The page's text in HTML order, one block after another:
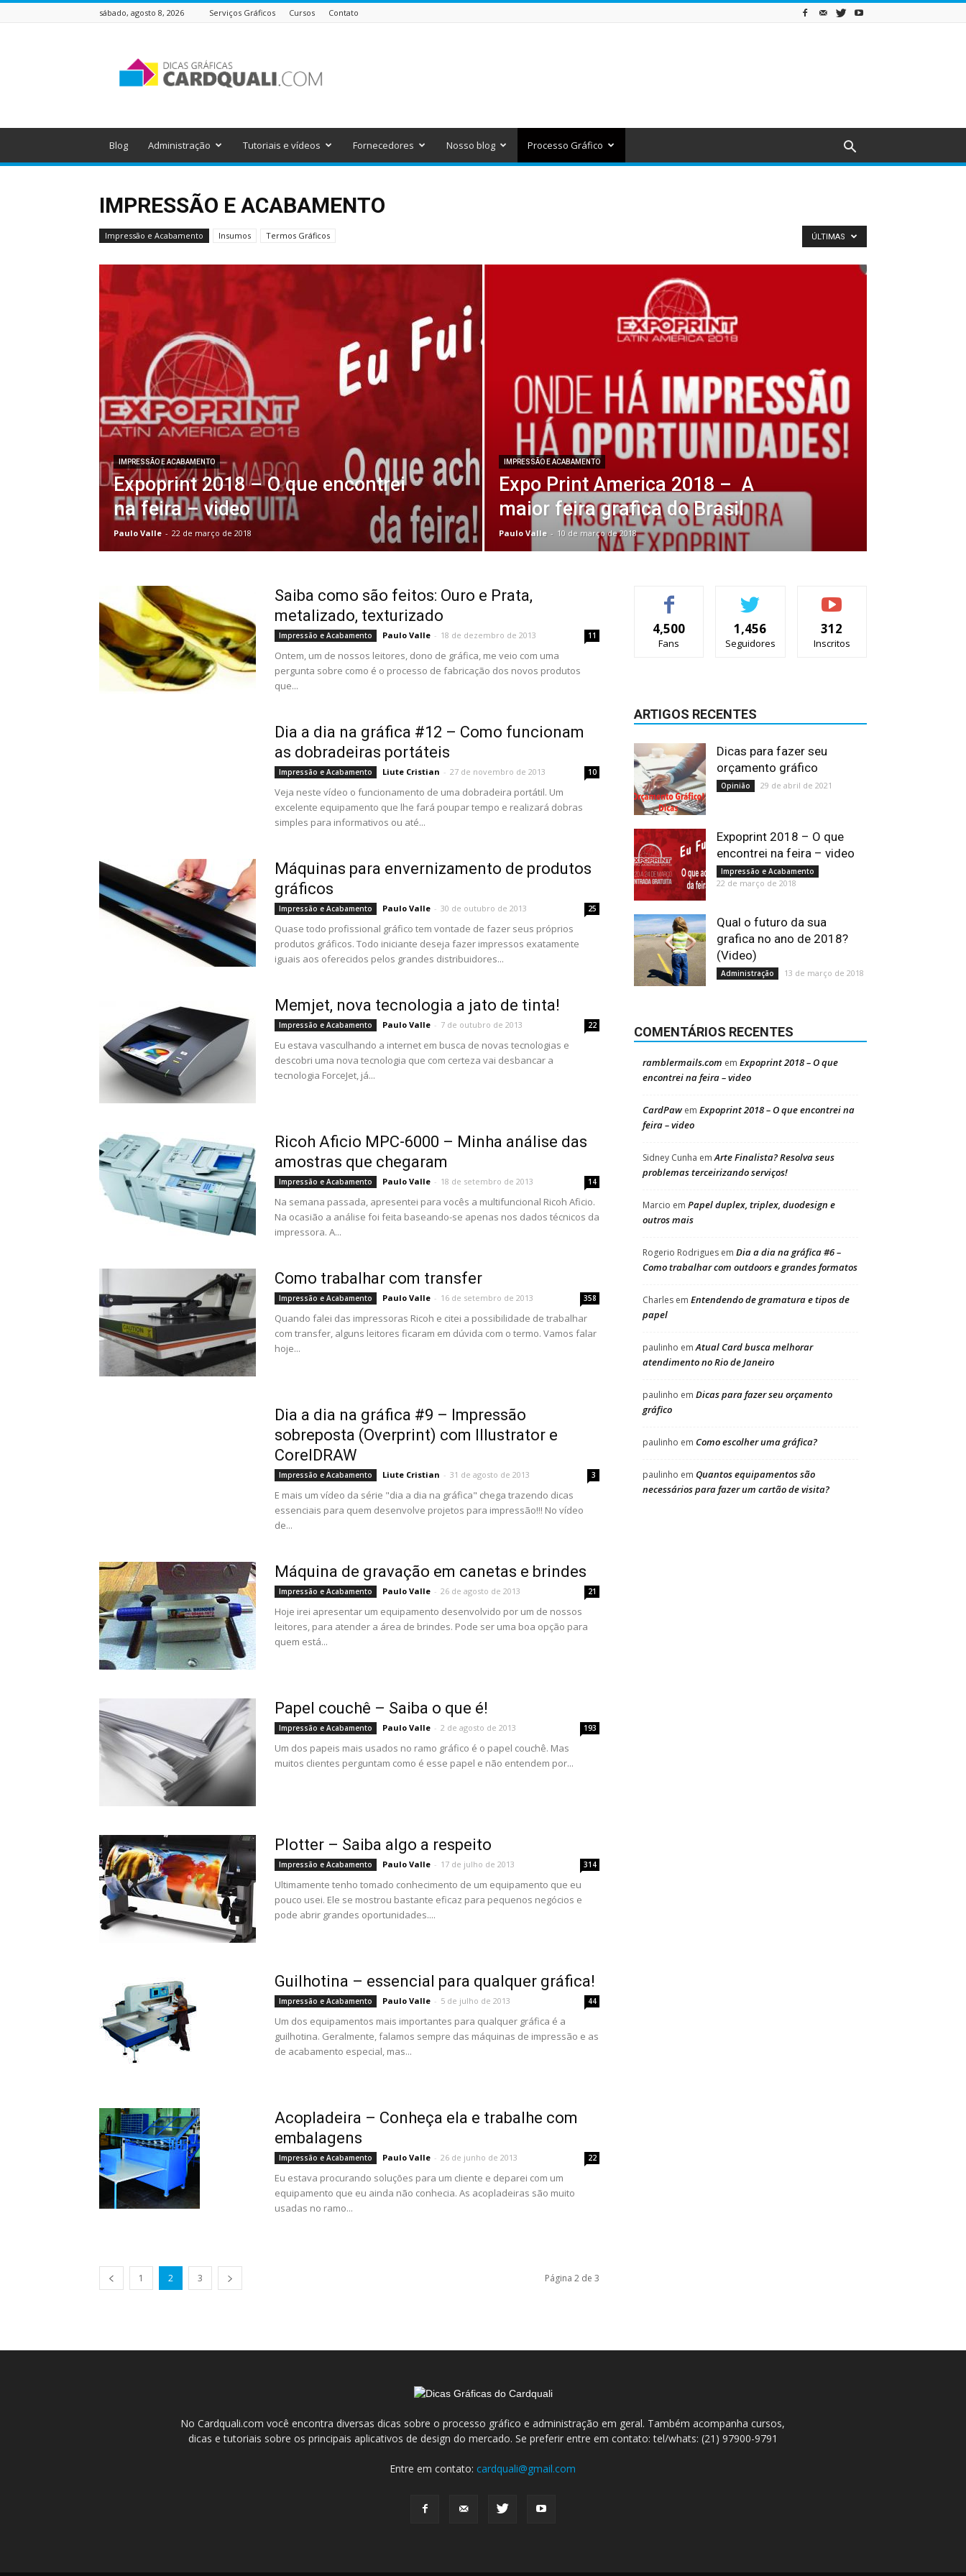
sábado, agosto 8, 2026 Serviços Gráficos Cursos Contato
Gráficas
do
Blog Administração Tutoriais e vídeos Fornecedores Nosso blog Processo Gráfico
IMPRESSÃO E ACABAMENTO
Impressão e Acabamento Insumos Termos Gráficos ÚLTIMAS
IMPRESSÃO E ACABAMENTO
Expoprint 2018 – O que encontrei
na feira – video
Paulo Valle - 22 de março de 2018
IMPRESSÃO E ACABAMENTO
Expo Print America 2018 – A
maior feira grafica do Brasil
Paulo Valle - 10 de março de 2018
Saiba como são feitos: Ouro e Prata,
metalizado, texturizado
Impressão e Acabamento Paulo Valle - 18 de dezembro de 2013 11
Ontem, um de nossos leitores, dono de gráfica, me veio com uma
pergunta sobre como é o processo de fabricação dos novos produtos
que...
Dia a dia na gráfica #12 – Como funcionam
as dobradeiras portáteis
Impressão e Acabamento Liute Cristian - 27 de novembro de 2013 10
Veja neste vídeo o funcionamento de uma dobradeira portátil. Um
excelente equipamento que lhe fará poupar tempo e realizará dobras
simples para informativos ou até...
Máquinas para envernizamento de produtos
gráficos
Impressão e Acabamento Paulo Valle - 30 de outubro de 2013 25
Quase todo profissional gráfico tem vontade de fazer seus próprios
produtos gráficos. Todo iniciante deseja fazer impressos exatamente
iguais aos oferecidos pelos grandes distribuidores...
Memjet, nova tecnologia a jato de tinta!
Impressão e Acabamento Paulo Valle - 7 de outubro de 2013 22
Eu estava vasculhando a internet em busca de novas tecnologias e
descobri uma nova tecnologia que com certeza vai desbancar a
tecnologia ForceJet, já...
Ricoh Aficio MPC-6000 – Minha análise das
amostras que chegaram
Impressão e Acabamento Paulo Valle - 18 de setembro de 2013 14
Na semana passada, apresentei para vocês a multifuncional Ricoh Aficio.
Na ocasião a análise foi feita baseando-se apenas nos dados técnicos da
impressora. A...
Como trabalhar com transfer
Impressão e Acabamento Paulo Valle - 16 de setembro de 2013 358
Quando falei das impressoras Ricoh e citei a possibilidade de trabalhar
com transfer, alguns leitores ficaram em dúvida com o termo. Vamos falar
hoje...
Dia a dia na gráfica #9 – Impressão
sobreposta (Overprint) com Illustrator e
CorelDRAW
Impressão e Acabamento Liute Cristian - 31 de agosto de 2013 3
E mais um vídeo da série "dia a dia na gráfica" chega trazendo dicas
essenciais para quem desenvolve projetos para impressão!!! No vídeo
de...
Máquina de gravação em canetas e brindes
Impressão e Acabamento Paulo Valle - 26 de agosto de 2013 21
Hoje irei apresentar um equipamento desenvolvido por um de nossos
leitores, para atender a área de brindes. Pode ser uma boa opção para
quem está...
Papel couchê – Saiba o que é!
Impressão e Acabamento Paulo Valle - 2 de agosto de 2013 193
Um dos papeis mais usados no ramo gráfico é o papel couchê. Mas
muitos clientes perguntam como é esse papel e não entendem por...
Plotter – Saiba algo a respeito
Impressão e Acabamento Paulo Valle - 17 de julho de 2013 314
Ultimamente tenho tomado conhecimento de um equipamento que eu
pouco usei. Ele se mostrou bastante eficaz para pequenos negócios e
pode abrir grandes oportunidades....
Guilhotina – essencial para qualquer gráfica!
Impressão e Acabamento Paulo Valle - 5 de julho de 2013 44
Um dos equipamentos mais importantes para qualquer gráfica é a
guilhotina. Geralmente, falamos sempre das máquinas de impressão e as
de acabamento especial, mas...
Acopladeira – Conheça ela e trabalhe com
embalagens
Impressão e Acabamento Paulo Valle - 26 de junho de 2013 22
Eu estava procurando soluções para um cliente e deparei com um
equipamento que eu ainda não conhecia. As acopladeiras são muito
usadas no ramo...
1 2 3 Página 2 de 3
4,500
Fans
1,456
Seguidores
312
Inscritos
ARTIGOS RECENTES
Dicas para fazer seu
orçamento gráfico
Opinião 29 de abril de 2021
Expoprint 2018 – O que
encontrei na feira – video
Impressão e Acabamento
22 de março de 2018
Qual o futuro da sua
grafica no ano de 2018?
(Video)
Administração 13 de março de 2018
COMENTÁRIOS RECENTES
ramblermails.com em Expoprint 2018 – O que
encontrei na feira – video
CardPawem Expoprint 2018 – O que encontrei na
feira – video
Sidney Cunha emArte Finalista? Resolva seus
problemas terceirizando serviços!
Marcio em Papel duplex, triplex, duodesign e
outros mais
Rogerio Rodrigues em Dia a dia na gráfica #6 –
Como trabalhar com outdoors e grandes formatos
Charles em Entendendo de gramatura e tipos de
papel
paulinho emAtual Card busca melhorar
atendimento no Rio de Janeiro
paulinho em Dicas para fazer seu orçamento
gráfico
paulinho em Como escolher uma gráfica?
paulinho em Quantos equipamentos são
necessários para fazer um cartão de visita?
No Cardquali.com você encontra diversas dicas sobre o processo gráfico e administração em geral. Também acompanha cursos,
dicas e tutoriais sobre os principais aplicativos de design do mercado. Se preferir entre em contato: tel/whats: (21) 97900-9791
Entre em contato:cardquali@gmail.com